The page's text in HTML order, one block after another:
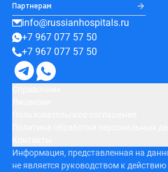
Партнерам
info@russianhospitals.ru
+7 967 077 57 50
+7 967 077 57 50
Информация, представленная на
не является руководством к